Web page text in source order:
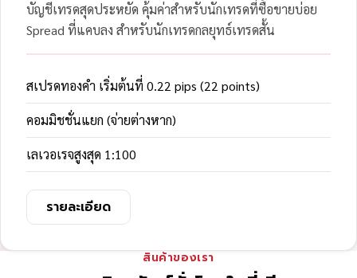
บัญชีเทรดสุดประหยัด คุ้มค่าสำหรับนักเทรดที่ซื้อขายบ่อย
Spread ที่แคบลง สำหรับนักเทรดกลยุทธ์เทรดสั้น
สเปรดทองคำ เริ่มต้นที่ 0.22 pips (22 points)
คอมมิชชั่นแยก (จ่ายต่างหาก)
เลเวอเรจสูงสุด 1:100
รายละเอียด
สินค้าของเรา